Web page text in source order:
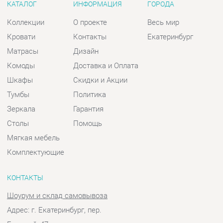
Шкафы
Тумбы
Зеркала
Столы
Скидки и Акции
Политика
Гарантия
Помощь
КОНТАКТЫ
Телефон: +7 (903) 000-00-00
Отправить сообщение